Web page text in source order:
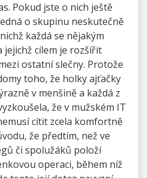
Pokud jste o nich ještě
o skupinu neskutečně
každá se nějakým
jejichž cílem je rozšířit
ostatní slečny. Protože
toho, že holky ajťačky
v menšině a každá z
že v mužském IT
cítit zcela komfortně
že předtím, než ve
či spolužáků položí
operaci, během níž